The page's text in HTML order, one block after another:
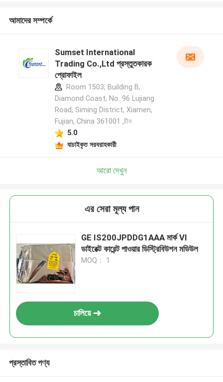
আমাদের সম্পর্কে
Sumset International
Trading Co.,Ltd প্রস্তুতকারক
প্রোফাইল
Room 1503, Building B,
Diamond Coast, No. 96 Lujiang
Road, Siming District, Xiamen,
Fujian, China 361001 ,চীন
5.0
যাচাইকৃত সরবরাহকারী
আরো দেখুন
এর সেরা মূল্য পান
GE IS200JPDDG1AAA মার্ক VI
ডাইরেক্ট কারেন্ট পাওয়ার ডিস্ট্রিবিউশন মডিউল
MOQ： 1
চালিয়ে
প্রস্তাবিত পণ্য